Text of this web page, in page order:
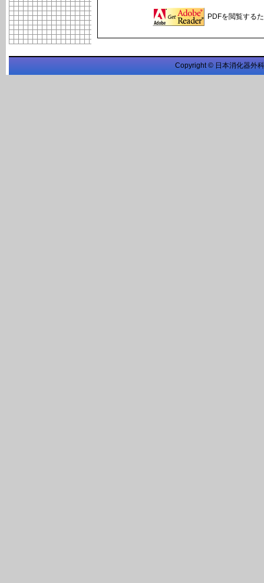
PDFを閲覧する
Copyright © 日本消化器外